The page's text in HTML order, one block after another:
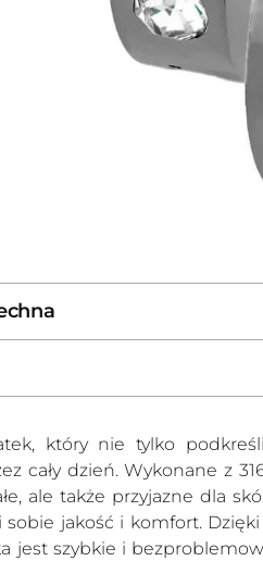
który nie tylko
cały dzień. Wykonane z
ale także przyjazne dla
jakość i komfort.
jest szybkie i